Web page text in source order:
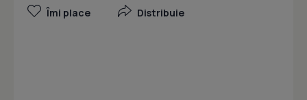
Îmi place Distribuie